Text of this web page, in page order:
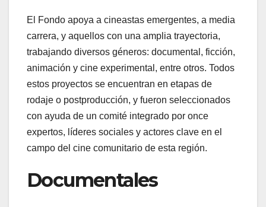
El Fondo apoya a cineastas emergentes, a media
carrera, y aquellos con una amplia trayectoria,
trabajando diversos géneros: documental, ficción,
animación y cine experimental, entre otros. Todos
estos proyectos se encuentran en etapas de
rodaje o postproducción, y fueron seleccionados
con ayuda de un comité integrado por once
expertos, líderes sociales y actores clave en el
campo del cine comunitario de esta región.
Documentales